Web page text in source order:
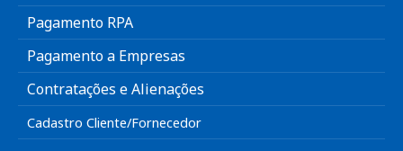
Pagamento RPA
Pagamento a Empresas
Contratações e Alienações
Cadastro Cliente/Fornecedor